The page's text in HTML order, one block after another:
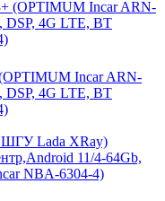
Incar ARN-
DSP, 4G LTE, BT